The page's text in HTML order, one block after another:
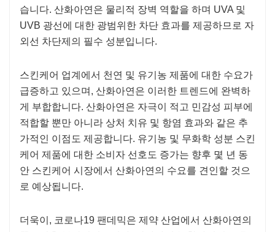
습니다. 산화아연은 ​​물리적 장벽 역할을 하며 UVA 및
UVB 광선에 대한 광범위한 차단 효과를 제공하므로 자
외선 차단제의 필수 성분입니다.
스킨케어 업계에서 천연 및 유기농 제품에 대한 수요가
급증하고 있으며, 산화아연은 ​​이러한 트렌드에 완벽하
게 부합합니다. 산화아연은 ​​자극이 적고 민감성 피부에
적합할 뿐만 아니라 상처 치유 및 항염 효과와 같은 추
가적인 이점도 제공합니다. 유기농 및 무화학 성분 스킨
케어 제품에 대한 소비자 선호도 증가는 향후 몇 년 동
안 스킨케어 시장에서 산화아연의 수요를 견인할 것으
로 예상됩니다.
더욱이, 코로나19 팬데믹은 제약 산업에서 산화아연의